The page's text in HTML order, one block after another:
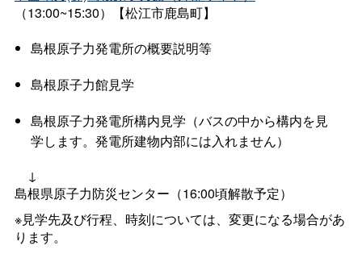
（13:00~15:30）【松江市鹿島町】
島根原子力発電所の概要説明等
島根原子力館見学
島根原子力発電所構内見学（バスの中から構内を見
学します。発電所建物内部には入れません）
↓
島根県原子力防災センター（16:00頃解散予定）
※見学先及び行程、時刻については、変更になる場合があ
ります。